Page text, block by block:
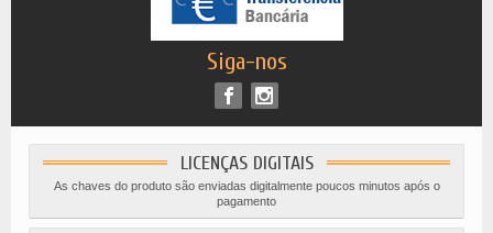
Siga-nos
LICENÇAS DIGITAIS
As chaves do produto são enviadas digitalmente poucos minutos após o
pagamento